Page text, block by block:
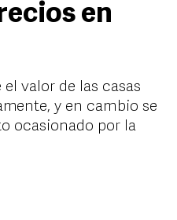
en
valor de las casas
y en cambio se
ocasionado por la